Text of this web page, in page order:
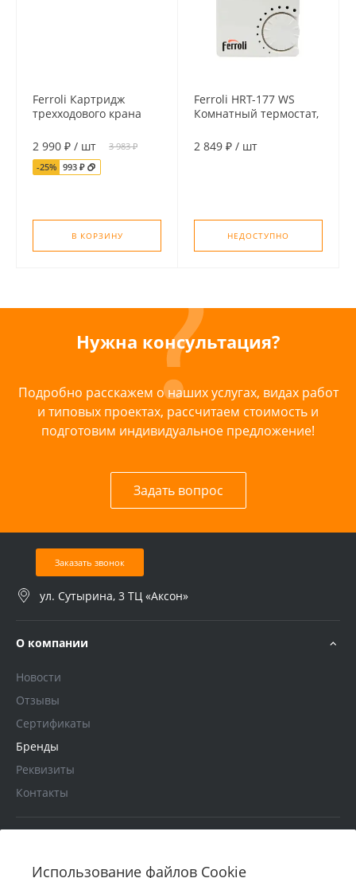
Использование файлов Cookie
Ferroli Картридж
трехходового крана
оригинальная
запчасть
2 990 ₽ / шт
3 983 ₽
-25% 993 ₽
В КОРЗИНУ
Ferroli HRT-177 WS
Комнатный термостат,
2 849 ₽ / шт
НЕДОСТУПНО
Нужна консультация?
Подробно расскажем о наших услугах, видах работ
и типовых проектах, рассчитаем стоимость и
подготовим индивидуальное предложение!
Задать вопрос
Заказать звонок
ул. Сутырина, 3 ТЦ «Аксон»
О компании
Новости
Отзывы
Сертификаты
Бренды
Реквизиты
Контакты